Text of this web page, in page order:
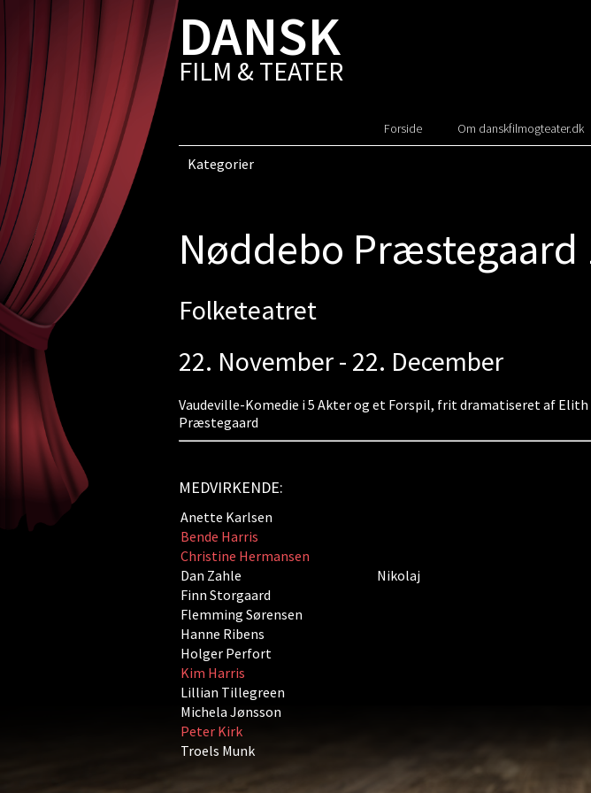
DANSK
FILM & TEATER
Forside Om danskfilmogteater.dk
Kategorier
Nøddebo Præstegaard
Folketeatret
22. November - 22. December
Vaudeville-Komedie i 5 Akter og et Forspil, frit dramatiseret af
Præstegaard
MEDVIRKENDE:
Anette Karlsen
Bende Harris
Christine Hermansen
Dan Zahle
Nikolaj
Finn Storgaard
Flemming Sørensen
Hanne Ribens
Holger Perfort
Kim Harris
Lillian Tillegreen
Michela Jønsson
Peter Kirk
Troels Munk